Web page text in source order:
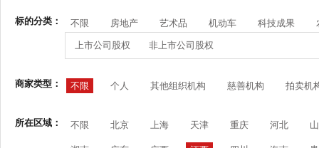
标的分类： 不限 房地产 艺术品 机动车 科技成果
上市公司股权 非上市公司股权
商家类型： 不限 个人 其他组织机构 慈善机构 拍卖机
所在区域： 不限 北京 上海 天津 重庆 河北